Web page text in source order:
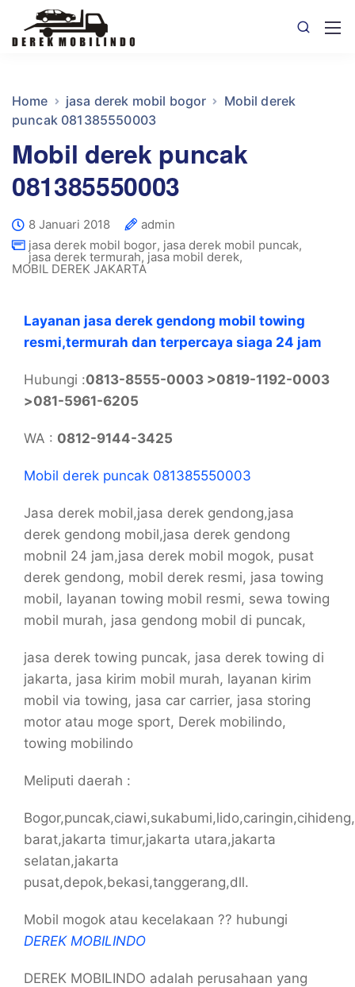
Home jasa derek mobil bogor
Mobil derek
puncak 081385550003
Mobil derek puncak
081385550003
8 Januari 2018
admin
jasa derek mobil bogor, jasa derek mobil puncak,
jasa derek termurah, jasa mobil derek,
MOBIL DEREK JAKARTA
Layanan jasa derek gendong mobil towing
resmi,termurah dan terpercaya siaga 24 jam
Hubungi :0813-8555-0003 >0819-1192-0003
>081-5961-6205
WA : 0812-9144-3425
Mobil derek puncak 081385550003
Jasa derek mobil,jasa derek gendong,jasa
derek gendong mobil,jasa derek gendong
mobnil 24 jam,jasa derek mobil mogok, pusat
derek gendong, mobil derek resmi, jasa towing
mobil, layanan towing mobil resmi, sewa towing
mobil murah, jasa gendong mobil di puncak,
jasa derek towing puncak, jasa derek towing di
jakarta, jasa kirim mobil murah, layanan kirim
mobil via towing, jasa car carrier, jasa storing
motor atau moge sport, Derek mobilindo,
towing mobilindo
Meliputi daerah :
barat,jakarta timur,jakarta utara,jakarta
selatan,jakarta
pusat,depok,bekasi,tanggerang,dll.
Mobil mogok atau kecelakaan ?? hubungi
DEREK MOBILINDO
DEREK MOBILINDO adalah perusahaan yang